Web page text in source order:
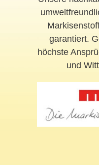
garantiert.
höchste
und